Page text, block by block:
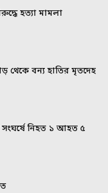
হত্যা মামলা
থেকে বন্য হাতির মৃতদেহ
নিহত ১ আহত ৫